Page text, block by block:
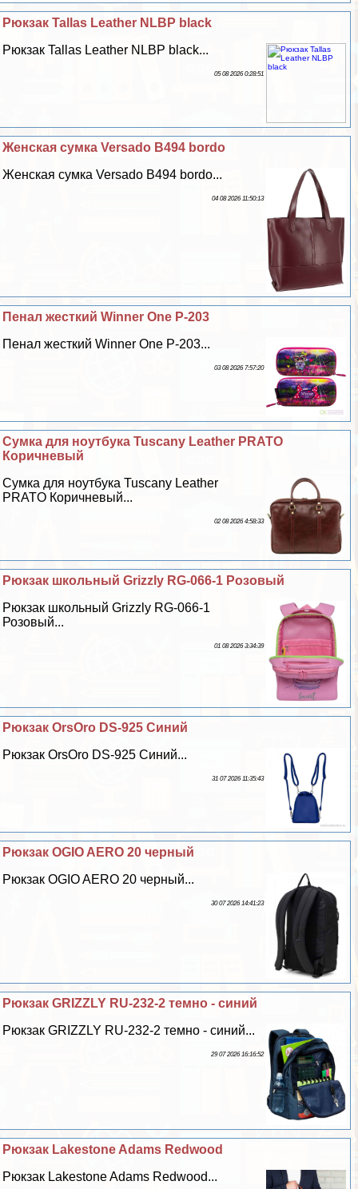
Рюкзак Tallas Leather NLBP black
Рюкзак Tallas Leather NLBP black...
05 08 2026 0:28:51
Женская сумка Versado B494 bordo
Женская сумка Versado B494 bordo...
04 08 2026 11:50:13
Пенал жесткий Winner One P-203
Пенал жесткий Winner One P-203...
03 08 2026 7:57:20
Сумка для ноутбука Tuscany Leather PRATO
Коричневый
Сумка для ноутбука Tuscany Leather
PRATO Коричневый...
02 08 2026 4:58:33
Рюкзак школьный Grizzly RG-066-1 Розовый
Рюкзак школьный Grizzly RG-066-1
Розовый...
01 08 2026 3:34:39
Рюкзак OrsOro DS-925 Синий
Рюкзак OrsOro DS-925 Синий...
31 07 2026 11:35:43
Рюкзак OGIO AERO 20 черный
Рюкзак OGIO AERO 20 черный...
30 07 2026 14:41:23
Рюкзак GRIZZLY RU-232-2 темно - синий
Рюкзак GRIZZLY RU-232-2 темно - синий...
29 07 2026 16:16:52
Рюкзак Lakestone Adams Redwood
Рюкзак Lakestone Adams Redwood...